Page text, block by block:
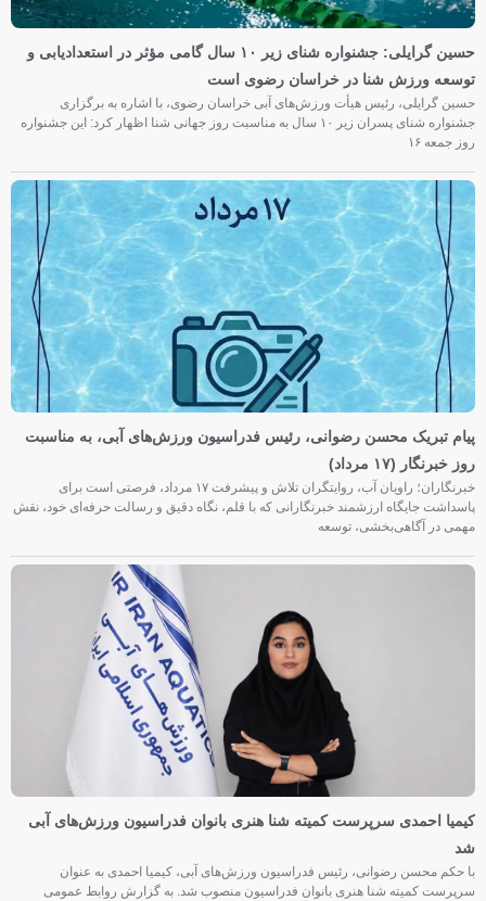
حسین گرایلی: جشنواره شنای زیر ۱۰ سال گامی مؤثر در استعدادیابی و
توسعه ورزش شنا در خراسان رضوی است
حسین گرایلی، رئیس هیأت ورزش‌های آبی خراسان رضوی، با اشاره به برگزاری
جشنواره شنای پسران زیر ۱۰ سال به مناسبت روز جهانی شنا اظهار کرد: این جشنواره
روز جمعه‌ ۱۶
پیام تبریک محسن رضوانی، رئیس فدراسیون ورزش‌های آبی، به مناسبت
روز خبرنگار (۱۷ مرداد)
خبرنگاران؛ راویان آب، روایتگران تلاش و پیشرفت ۱۷ مرداد، فرصتی است برای
پاسداشت جایگاه ارزشمند خبرنگارانی که با قلم، نگاه دقیق و رسالت حرفه‌ای خود، نقش
مهمی در آگاهی‌بخشی، توسعه
کیمیا احمدی سرپرست کمیته شنا هنری بانوان فدراسیون ورزش‌های آبی
شد
با حکم محسن رضوانی، رئیس فدراسیون ورزش‌های آبی، کیمیا احمدی به عنوان
سرپرست کمیته شنا هنری بانوان فدراسیون منصوب شد. به گزارش روابط عمومی